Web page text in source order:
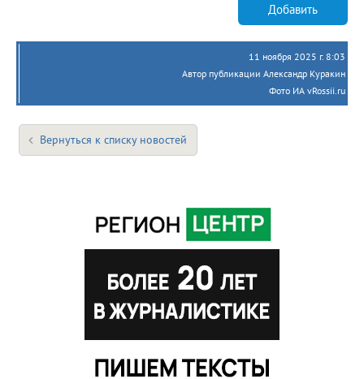
Добавить
11 ноября 2025 г. 8:03
Автор публикации Александр Куракин
Фото ИА vRossii.ru
Вернуться к списку новостей